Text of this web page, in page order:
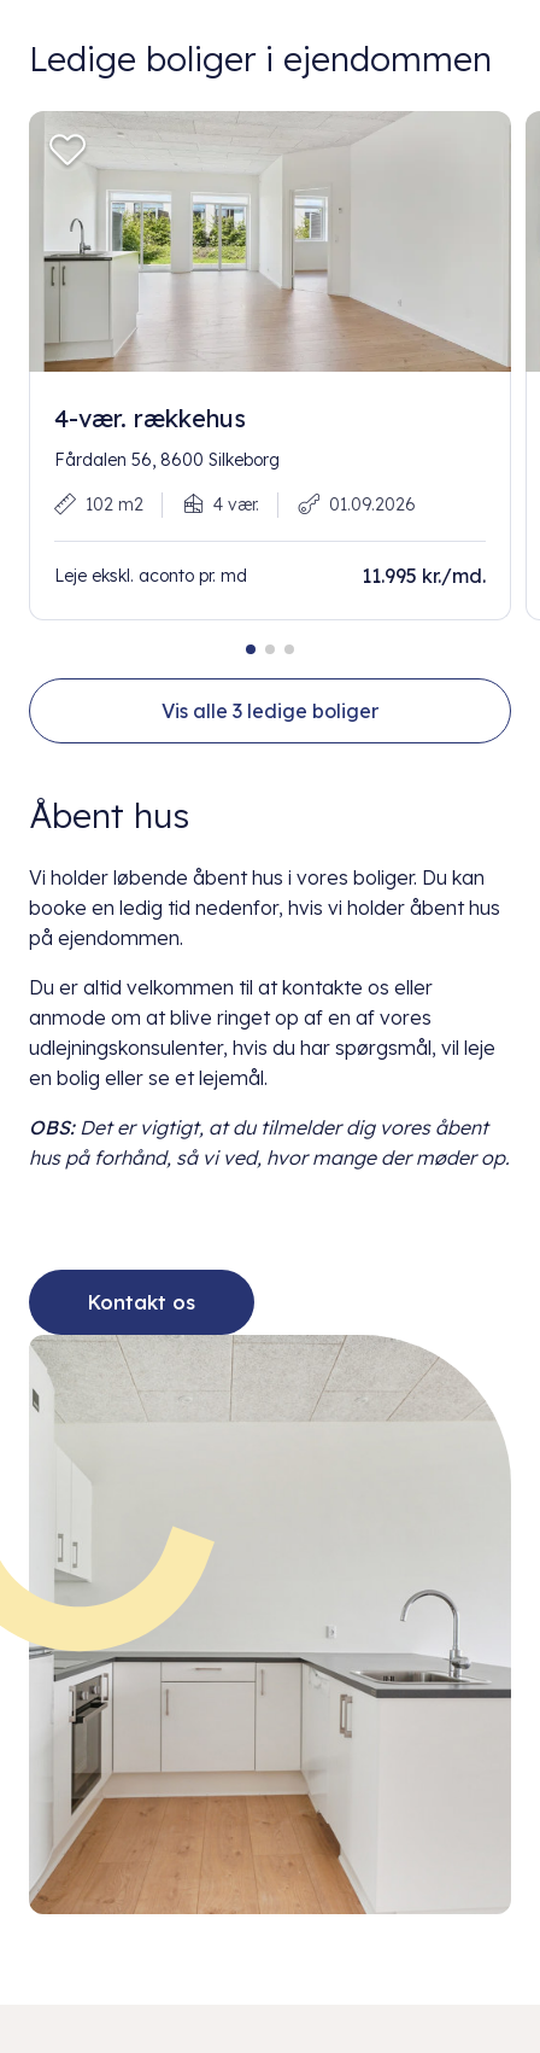
Ledige boliger i ejendommen
4-vær. rækkehus
Fårdalen 56, 8600 Silkeborg
102 m2 4 vær. 01.09.2026
Leje ekskl. aconto pr. md 11.995 kr./md.
Vis alle 3 ledige boliger
Åbent hus
Vi holder løbende åbent hus i vores boliger. Du kan
booke en ledig tid nedenfor, hvis vi holder åbent hus
på ejendommen.
Du er altid velkommen til at kontakte os eller
anmode om at blive ringet op af en af vores
udlejningskonsulenter, hvis du har spørgsmål, vil leje
en bolig eller se et lejemål.
OBS: Det er vigtigt, at dutilmelder dig vores åbent
hus på forhånd, så vi ved, hvor mange der møder op.
Kontakt os